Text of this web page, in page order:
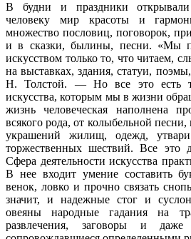
В будни и праздники открывали
человеку мир красоты и
множество пословиц, поговорок,
и в сказки, былины, песни. «Мы
искусством только то, что читаем,
на выставках, здания, статуи,
Н. Толстой. — Но все это есть
искусства, которым мы в жизни
жизнь человеческая наполнена
всякого рода, от колыбельной
украшений жилищ, одежд,
торжественных шествий. Все это
Сфера деятельности искусства
В нее входит умение составить
венок, ловко и прочно связать
значит, и надежные стог и
овеяны народные гадания на
развлечения, заговоры и даже